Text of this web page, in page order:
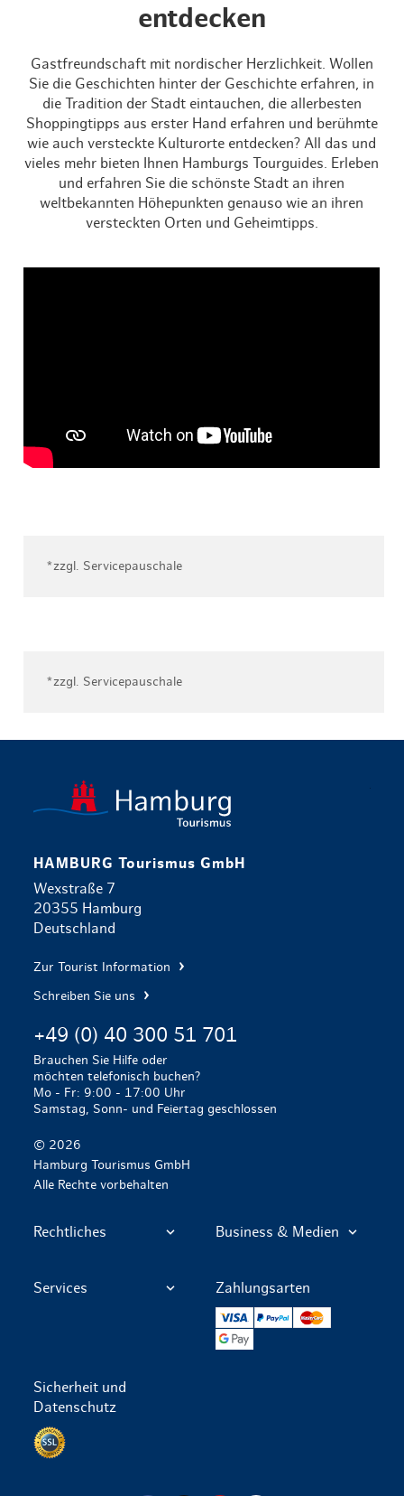
entdecken
Gastfreundschaft mit nordischer Herzlichkeit. Wollen
Sie die Geschichten hinter der Geschichte erfahren, in
die Tradition der Stadt eintauchen, die allerbesten
Shoppingtipps aus erster Hand erfahren und berühmte
wie auch versteckte Kulturorte entdecken? All das und
vieles mehr bieten Ihnen Hamburgs Tourguides. Erleben
und erfahren Sie die schönste Stadt an ihren
weltbekannten Höhepunkten genauso wie an ihren
versteckten Orten und Geheimtipps.
*zzgl. Servicepauschale
*zzgl. Servicepauschale
HAMBURG Tourismus GmbH
Wexstraße 7
20355 Hamburg
Deutschland
Zur Tourist Information
Schreiben Sie uns
+49 (0) 40 300 51 701
Brauchen Sie Hilfe oder
möchten telefonisch buchen?
Mo - Fr: 9:00 - 17:00 Uhr
Samstag, Sonn- und Feiertag geschlossen
© 2026
Hamburg Tourismus GmbH
Alle Rechte vorbehalten
Rechtliches Business & Medien
Services Zahlungsarten
PayPal
Sicherheit und
Datenschutz